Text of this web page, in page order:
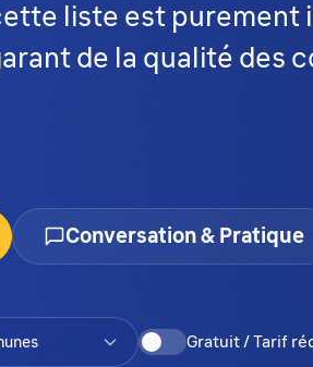
liste est purement
de la qualité des
Conversation & Pratique
Gratuit / Tarif